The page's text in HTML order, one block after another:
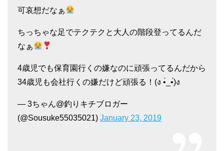
可哀想だなぁ
ちっちゃな足でテクテクと大人の階段登ってるんだ
なぁ
4歳児でも保育園行くの嫌なのに頑張ってるんだから
34歳児も会社行くの嫌だけど頑張る！(ง •̀_•́)ง
— 3ちゃん@釣りキチブロガー
(@Sousuke55035021) January 23, 2019